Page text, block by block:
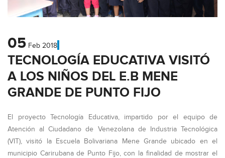
05 Feb 2018
TECNOLOGÍA EDUCATIVA VISITÓ
A LOS NIÑOS DEL E.B MENE
GRANDE DE PUNTO FIJO
El proyecto Tecnología Educativa, impartido por el equipo de
Atención al Ciudadano de Venezolana de Industria Tecnológica
(VIT), visitó la Escuela Bolivariana Mene Grande ubicado en el
municipio Carirubana de Punto Fijo, con la finalidad de mostrar el